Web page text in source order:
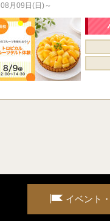
08月09日(日)～
イベント